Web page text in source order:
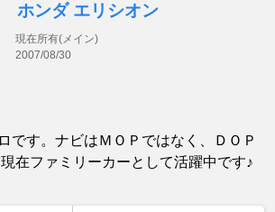
ホンダ エリシオン
現在所有(メイン)
2007/08/30
です。ナビはＭＯＰではなく、ＤＯＰ
在ファミリーカーとして活躍中です♪